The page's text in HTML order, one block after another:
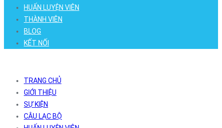
HUẤN LUYỆN VIÊN
THÀNH VIÊN
BLOG
KẾT NỐI
TRANG CHỦ
GIỚI THIỆU
SỰ KIỆN
CÂU LẠC BỘ